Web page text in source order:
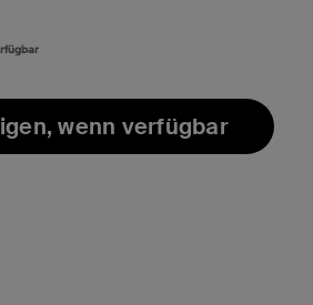
wenn verfügbar